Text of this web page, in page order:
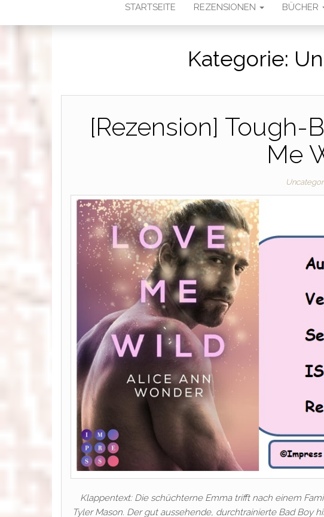
STARTSEITE REZENSIONEN BÜCHER
Kategorie:
[Rezension] Tough-
Me
Klappentext: Die schüchterne Emma trifft nach einem
Tyler Mason. Der gut aussehende, durchtrainierte Bad Boy